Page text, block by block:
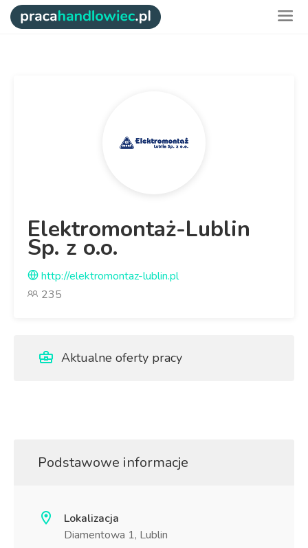
Elektromontaż-Lublin
Sp. z o.o.
http://elektromontaz-lublin.pl
235
Aktualne oferty pracy
Podstawowe informacje
Lokalizacja
Diamentowa 1, Lublin